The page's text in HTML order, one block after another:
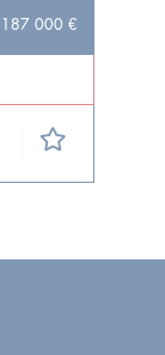
187 000 €